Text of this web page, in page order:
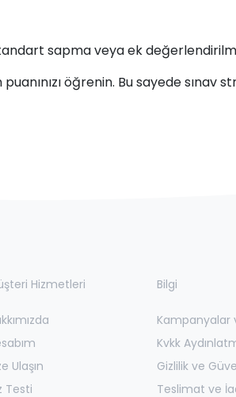
sapma veya ek
öğrenin. Bu sayede sınav
Hizmetleri
Ulaşın
Testi
Bilgi
Kampanyalar
Kvkk
Gizlilik ve
Teslimat ve